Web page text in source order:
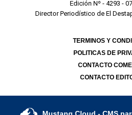
Edición Nº - 4293 -
Director Periodístico de El
TERMINOS Y
POLITICAS DE
CONTACTO
CONTACTO